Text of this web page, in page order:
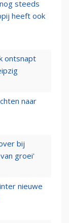
steeds
heeft ook
ontsnapt
naar
bij
groei'
nieuwe